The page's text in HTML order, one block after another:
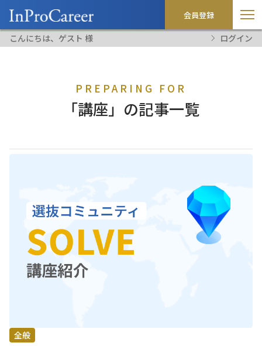
会員登録
こんにちは、ゲスト 様 ログイン
PREPARING FOR
「講座」の記事一覧
全般